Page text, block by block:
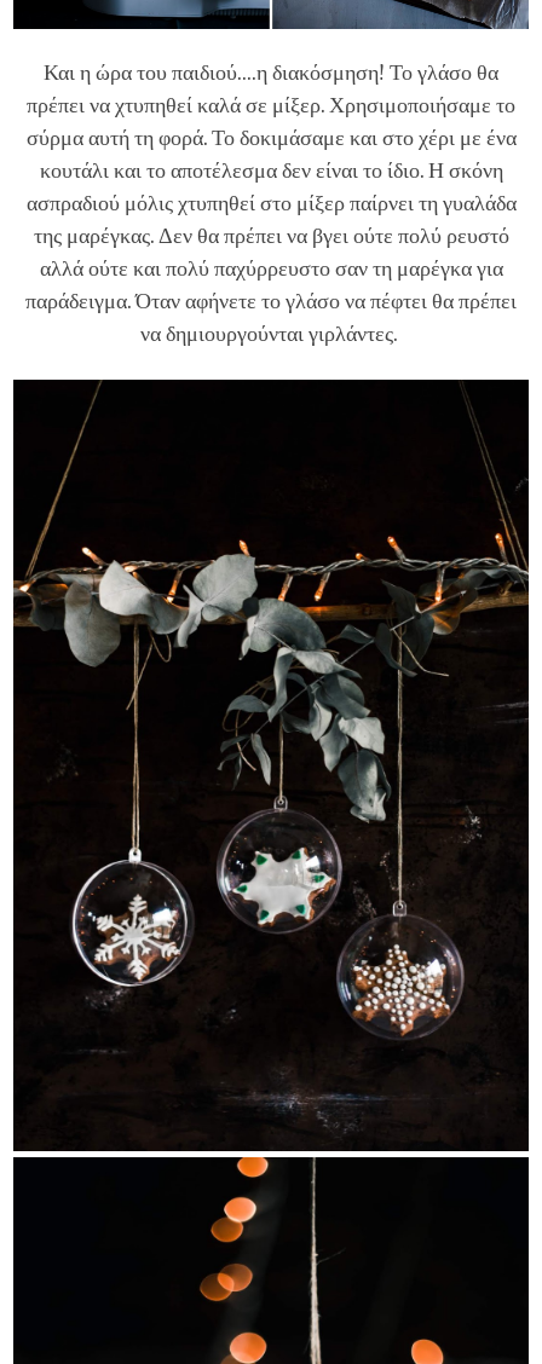
Και η ώρα του παιδιού....η διακόσμηση! Το γλάσο θα
πρέπει να χτυπηθεί καλά σε μίξερ. Χρησιμοποιήσαμε το
σύρμα αυτή τη φορά. Το δοκιμάσαμε και στο χέρι με ένα
κουτάλι και το αποτέλεσμα δεν είναι το ίδιο. Η σκόνη
ασπραδιού μόλις χτυπηθεί στο μίξερ παίρνει τη γυαλάδα
της μαρέγκας. Δεν θα πρέπει να βγει ούτε πολύ ρευστό
αλλά ούτε και πολύ παχύρρευστο σαν τη μαρέγκα για
παράδειγμα. Όταν αφήνετε το γλάσο να πέφτει θα πρέπει
να δημιουργούνται γιρλάντες.